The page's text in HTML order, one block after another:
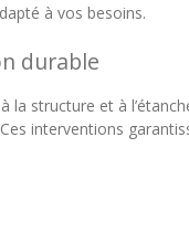
à vos besoins.
durable
la structure et à
interventions